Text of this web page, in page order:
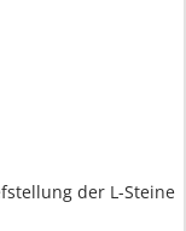
der L-Steine